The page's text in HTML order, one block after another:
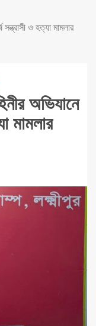
সন্ত্রাসী ও হত্যা মামলার
অভিযানে
মামলার